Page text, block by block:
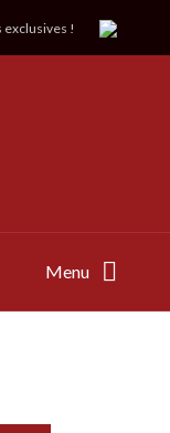
!
Menu